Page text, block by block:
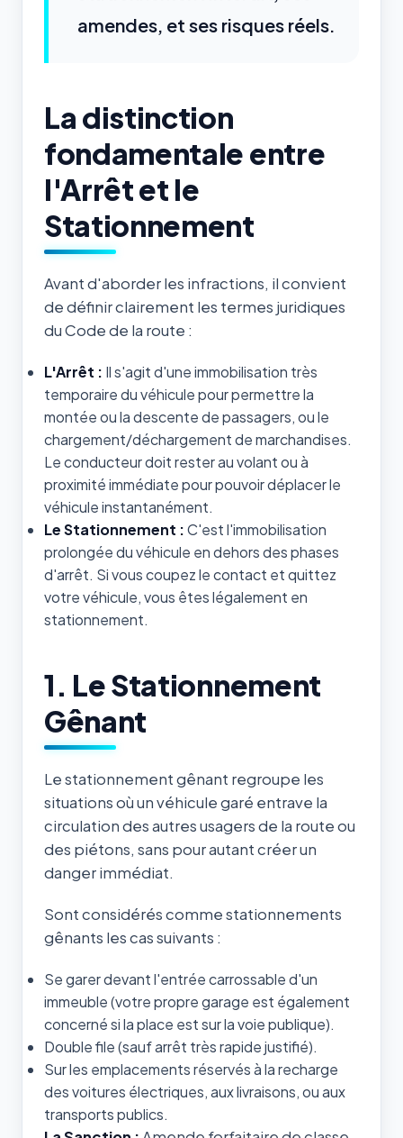
amendes, et ses risques réels.
La distinction
fondamentale entre
l'Arrêt et le
Stationnement
Avant d'aborder les infractions, il convient
de définir clairement les termes juridiques
du Code de la route :
L'Arrêt : Il s'agit d'une immobilisation très
temporaire du véhicule pour permettre la
montée ou la descente de passagers, ou le
chargement/déchargement de marchandises.
Le conducteur doit rester au volant ou à
proximité immédiate pour pouvoir déplacer le
véhicule instantanément.
Le Stationnement :C'est l'immobilisation
prolongée du véhicule en dehors des phases
d'arrêt. Si vous coupez le contact et quittez
votre véhicule, vous êtes légalement en
stationnement.
1. Le Stationnement
Gênant
Le stationnement gênant regroupe les
situations où un véhicule garé entrave la
circulation des autres usagers de la route ou
des piétons, sans pour autant créer un
danger immédiat.
Sont considérés comme stationnements
gênants les cas suivants :
Se garer devant l'entrée carrossable d'un
immeuble (votre propre garage est également
concerné si la place est sur la voie publique).
Double file (sauf arrêt très rapide justifié).
Sur les emplacements réservés à la recharge
des voitures électriques, aux livraisons, ou aux
transports publics.